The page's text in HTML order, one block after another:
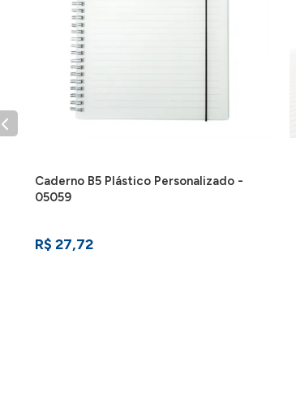
Caderno B5 Plástico Personalizado -
05059
R$ 27,72